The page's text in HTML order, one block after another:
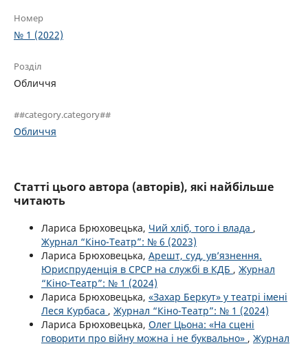
Номер
№ 1 (2022)
Розділ
Обличчя
##category.category##
Обличчя
Статті цього автора (авторів), які найбільше
читають
Лариса Брюховецька, Чий хліб, того і влада ,
Журнал “Кіно-Театр”: № 6 (2023)
Лариса Брюховецька, Арешт, суд, ув’язнення.
Юриспруденція в СРСР на службі в КДБ , Журнал
“Кіно-Театр”: № 1 (2024)
Лариса Брюховецька, «Захар Беркут» у театрі імені
Леся Курбаса , Журнал “Кіно-Театр”: № 1 (2024)
Лариса Брюховецька, Олег Цьона: «На сцені
говорити про війну можна і не буквально» , Журнал